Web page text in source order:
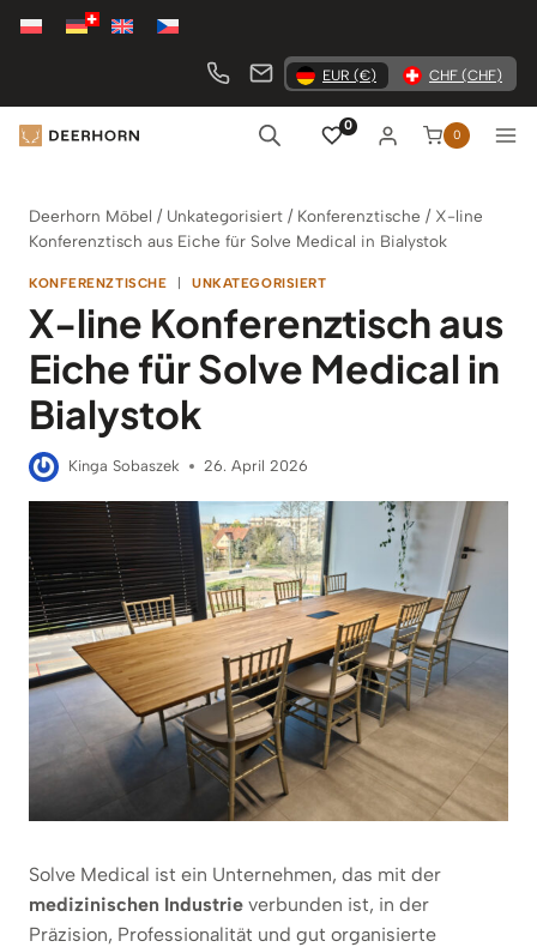
Zum
EUR (€) CHF (CHF)
0
0
Deerhorn Möbel / Unkategorisiert / Konferenztische / X-line
Konferenztisch aus Eiche für Solve Medical in Bialystok
KONFERENZTISCHE | UNKATEGORISIERT
X-line Konferenztisch aus
Eiche für Solve Medical in
Bialystok
Kinga Sobaszek 26. April 2026
Solve Medical ist ein Unternehmen, das mit der
medizinischen Industrie verbunden ist, in der
Präzision, Professionalität und gut organisierte